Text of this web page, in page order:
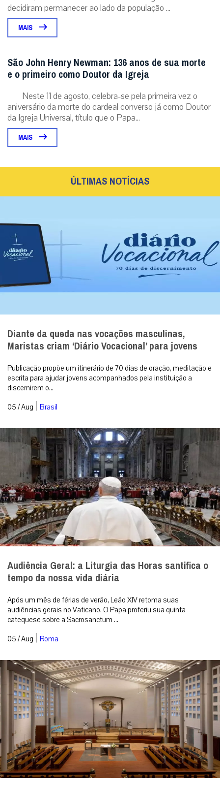
decidiram permanecer ao lado da população ...
MAIS
São John Henry Newman: 136 anos de sua morte
e o primeiro como Doutor da Igreja
Neste 11 de agosto, celebra-se pela primeira vez o
aniversário da morte do cardeal converso já como Doutor
da Igreja Universal, título que o Papa...
MAIS
ÚLTIMAS NOTÍCIAS
Diante da queda nas vocações masculinas,
Maristas criam ‘Diário Vocacional’ para jovens
Publicação propõe um itinerário de 70 dias de oração, meditação e
escrita para ajudar jovens acompanhados pela instituição a
discernirem o...
05 / Aug | Brasil
Audiência Geral: a Liturgia das Horas santifica o
tempo da nossa vida diária
Após um mês de férias de verão, Leão XIV retoma suas
audiências gerais no Vaticano. O Papa proferiu sua quinta
catequese sobre a Sacrosanctum ...
05 / Aug | Roma